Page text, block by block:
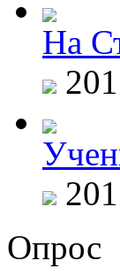
На
Опрос